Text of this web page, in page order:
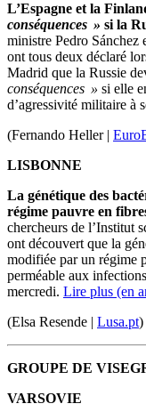
L’Espagne et la
conséquences » si la
ministre Pedro Sánchez
ont tous deux déclaré
Madrid que la Russie
conséquences » si elle
d’agressivité militaire à
(Fernando Heller |
LISBONNE
La génétique des
régime pauvre en
chercheurs de l’Institut
ont découvert que la
modifiée par un régime
perméable aux
mercredi. Lire plus (en
(Elsa Resende | Lusa.pt)
GROUPE DE
VARSOVIE